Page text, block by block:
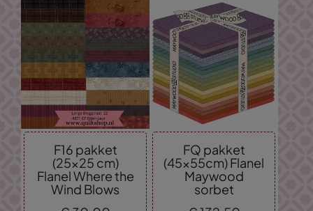
F16 pakket
(25x25 cm)
Flanel Where the
Wind Blows
FQ pakket
(45x55cm) Flanel
Maywood
sorbet